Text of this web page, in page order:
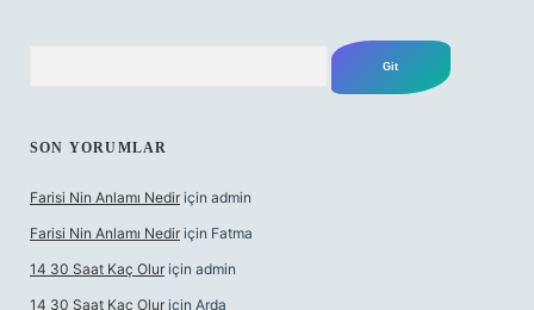
SON YORUMLAR
Farisi Nin Anlamı Nedir için admin
Farisi Nin Anlamı Nedir için Fatma
14 30 Saat Kaç Olur için admin
14 30 Saat Kaç Olur için Arda